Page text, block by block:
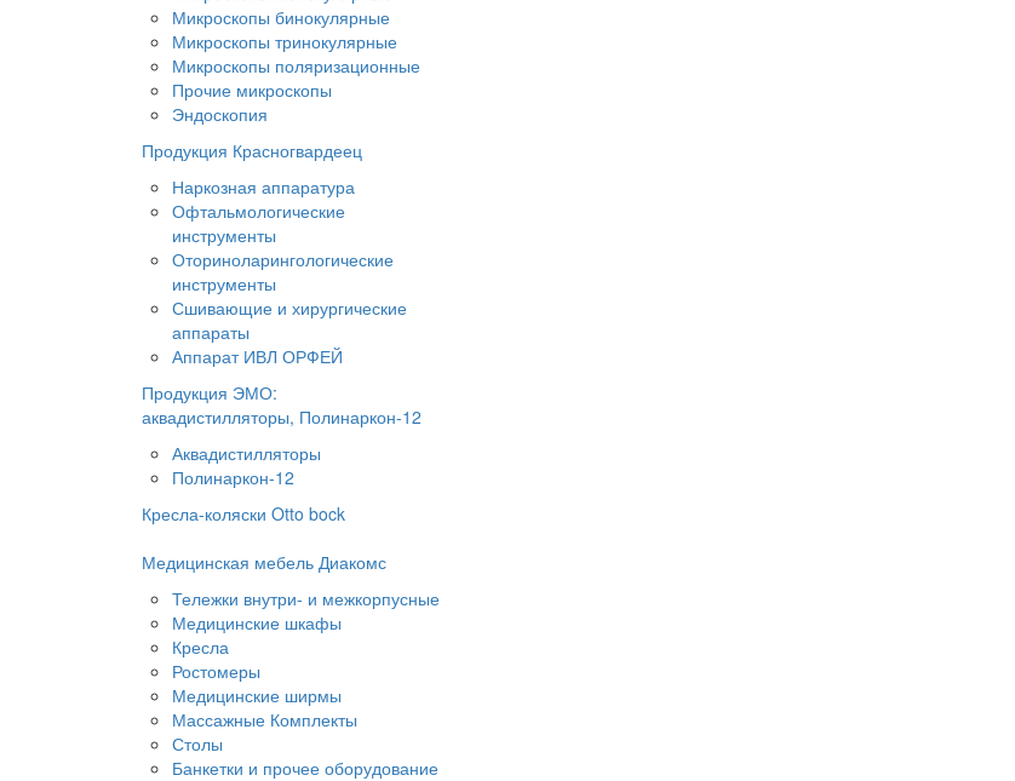
Микроскопы бинокулярные
Микроскопы тринокулярные
Микроскопы поляризационные
Прочие микроскопы
Эндоскопия
Продукция Красногвардеец
Наркозная аппаратура
Офтальмологические
инструменты
Оториноларингологические
инструменты
Сшивающие и хирургические
аппараты
Аппарат ИВЛ ОРФЕЙ
Продукция ЭМО:
аквадистилляторы, Полинаркон-12
Аквадистилляторы
Полинаркон-12
Кресла-коляски Otto bock
Медицинская мебель Диакомс
Тележки внутри- и межкорпусные
Медицинские шкафы
Кресла
Ростомеры
Медицинские ширмы
Массажные Комплекты
Столы
Банкетки и прочее оборудование